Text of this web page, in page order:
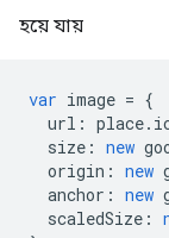
হয়ে যায়
var image = {
url : place.
size : new
origin : new
anchor : new
scaledSize :